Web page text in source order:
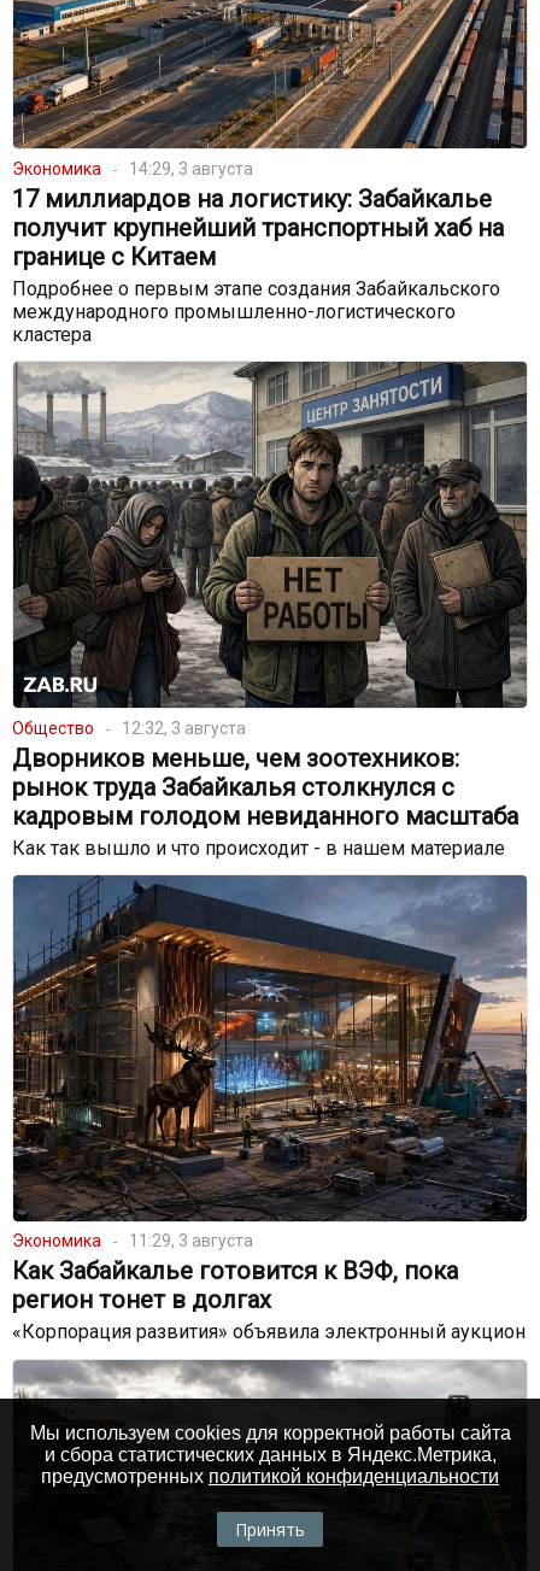
Экономика 14:29, 3 августа
17 миллиардов на логистику: Забайкалье
получит крупнейший транспортный хаб на
границе с Китаем
Подробнее о первым этапе создания Забайкальского
международного промышленно-логистического
кластера
Общество 12:32, 3 августа
Дворников меньше, чем зоотехников:
рынок труда Забайкалья столкнулся с
кадровым голодом невиданного масштаба
Как так вышло и что происходит - в нашем материале
Экономика 11:29, 3 августа
Как Забайкалье готовится к ВЭФ, пока
регион тонет в долгах
«Корпорация развития» объявила электронный аукцион
Мы используем cookies для корректной работы сайта
и сбора статистических данных в Яндекс.Метрика,
предусмотренных политикой конфиденциальности
Принять